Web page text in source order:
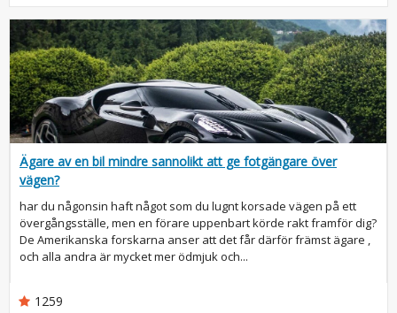
Ägare av en bil mindre sannolikt att ge fotgängare över
vägen?
har du någonsin haft något som du lugnt korsade vägen på ett
övergångsställe, men en förare uppenbart körde rakt framför dig?
De Amerikanska forskarna anser att det får därför främst ägare ,
och alla andra är mycket mer ödmjuk och...
1259